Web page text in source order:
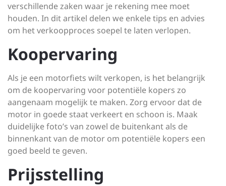
verschillende zaken waar je rekening mee moet
houden. In dit artikel delen we enkele tips en advies
om het verkoopproces soepel te laten verlopen.
Koopervaring
Als je een motorfiets wilt verkopen, is het belangrijk
om de koopervaring voor potentiële kopers zo
aangenaam mogelijk te maken. Zorg ervoor dat de
motor in goede staat verkeert en schoon is. Maak
duidelijke foto’s van zowel de buitenkant als de
binnenkant van de motor om potentiële kopers een
goed beeld te geven.
Prijsstelling